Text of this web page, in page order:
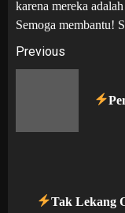
karena mereka
Semoga membantu!
Post
navigation
Previous
Next
Tak Lekang